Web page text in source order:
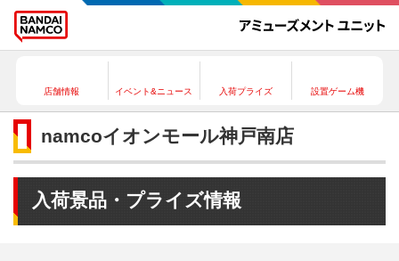
店舗情報 イベント&ニュース 入荷プライズ 設置ゲーム機
namcoイオンモール神戸南店
入荷景品・プライズ情報